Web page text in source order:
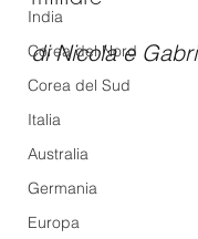
India
Corea del Nord
Corea del Sud
Italia
Australia
Germania
Europa
di Nicola e